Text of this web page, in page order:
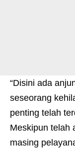
“Disini ada
seseorang
penting telah
Meskipun telah
masing